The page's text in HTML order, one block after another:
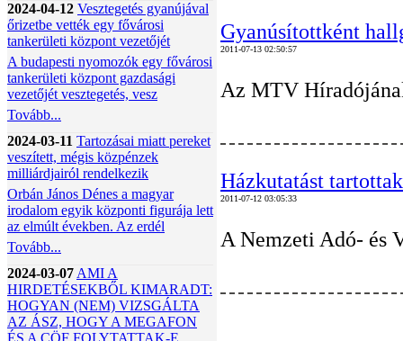
2024-04-12 Vesztegetés gyanújával
őrizetbe vették egy fővárosi
tankerületi központ vezetőjét
A budapesti nyomozók egy fővárosi
tankerületi központ gazdasági
vezetőjét vesztegetés, vesz
Tovább...
2024-03-11 Tartozásai miatt pereket
veszített, mégis közpénzek
milliárdjairól rendelkezik
Orbán János Dénes a magyar
irodalom egyik központi figurája lett
az elmúlt években. Az erdél
Tovább...
2024-03-07 AMI A
HIRDETÉSEKBŐL KIMARADT:
HOGYAN (NEM) VIZSGÁLTA
AZ ÁSZ, HOGY A MEGAFON
ÉS A CÖF FOLYTATTAK-E
Gyanúsítottként
2011-07-13 02:50:57
Az MTV
Házkutatást
2011-07-12 03:05:33
A Nemzeti Adó- és